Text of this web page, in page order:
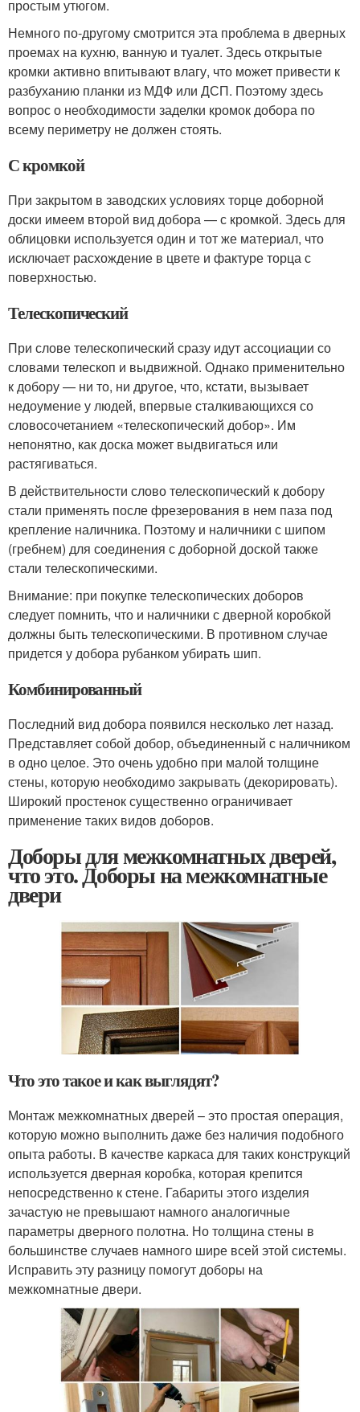
простым утюгом.
Немного по-другому смотрится эта проблема в дверных
проемах на кухню, ванную и туалет. Здесь открытые
кромки активно впитывают влагу, что может привести к
разбуханию планки из МДФ или ДСП. Поэтому здесь
вопрос о необходимости заделки кромок добора по
всему периметру не должен стоять.
С кромкой
При закрытом в заводских условиях торце доборной
доски имеем второй вид добора — с кромкой. Здесь для
облицовки используется один и тот же материал, что
исключает расхождение в цвете и фактуре торца с
поверхностью.
Телескопический
При слове телескопический сразу идут ассоциации со
словами телескоп и выдвижной. Однако применительно
к добору — ни то, ни другое, что, кстати, вызывает
недоумение у людей, впервые сталкивающихся со
словосочетанием «телескопический добор». Им
непонятно, как доска может выдвигаться или
растягиваться.
В действительности слово телескопический к добору
стали применять после фрезерования в нем паза под
крепление наличника. Поэтому и наличники с шипом
(гребнем) для соединения с доборной доской также
стали телескопическими.
Внимание: при покупке телескопических доборов
следует помнить, что и наличники с дверной коробкой
должны быть телескопическими. В противном случае
придется у добора рубанком убирать шип.
Комбинированный
Последний вид добора появился несколько лет назад.
Представляет собой добор, объединенный с наличником
в одно целое. Это очень удобно при малой толщине
стены, которую необходимо закрывать (декорировать).
Широкий простенок существенно ограничивает
применение таких видов доборов.
Доборы для межкомнатных дверей,
что это. Доборы на межкомнатные
двери
Что это такое и как выглядят?
Монтаж межкомнатных дверей – это простая операция,
которую можно выполнить даже без наличия подобного
опыта работы. В качестве каркаса для таких конструкций
используется дверная коробка, которая крепится
непосредственно к стене. Габариты этого изделия
зачастую не превышают намного аналогичные
параметры дверного полотна. Но толщина стены в
большинстве случаев намного шире всей этой системы.
Исправить эту разницу помогут доборы на
межкомнатные двери.